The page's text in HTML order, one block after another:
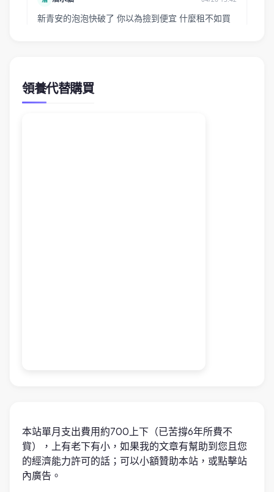
領養代替購買
本站單月支出費用約700上下（已苦撐6年所費不
貲），上有老下有小，如果我的文章有幫助到您且您
的經濟能力許可的話；可以小額贊助本站，或點擊站
內廣告。